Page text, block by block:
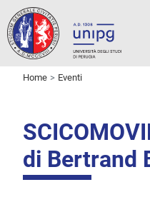
Home Eventi
di Bertrand